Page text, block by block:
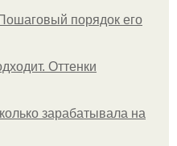
порядок его
Оттенки
зарабатывала на